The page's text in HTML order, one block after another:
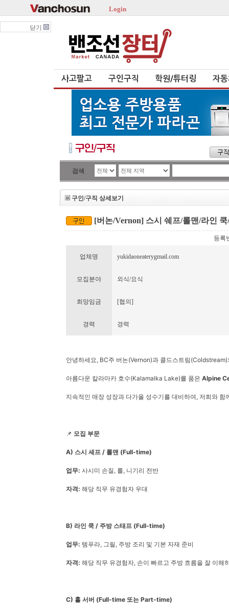
Login
닫기
사고팔고 구인구직 학원/튜터링 자
검색
구인/구직 상세보기
[버논/Vernon] 스시 쉐프/롤맨/라인
등록
업체명 yukidaoneaterygmail.com
모집분야 외식/요식
희망임금 [협의]
경력 경력
안녕하세요, BC주 버논(Vernon)과 콜드스트림
아름다운 칼라마카 호수(Kalamalka Lake)를 품은 Alpine
지속적인 매장 성장과 다가올 성수기를 대비하여, 저희와
📌 모집 부문
A) 스시 셰프 / 롤맨 (Full-time)
업무: 사시미 손질, 롤, 니기리 전반
자격: 해당 직무 유경험자 우대
B) 라인 쿡 / 주방 스태프 (Full-time)
업무: 템푸라, 그릴, 주방 조리 및 기본 자재 준비
자격: 해당 직무 유경험자, 손이 빠르고 주방 흐름을 잘 이해
C) 홀 서버 (Full-time 또는 Part-time)